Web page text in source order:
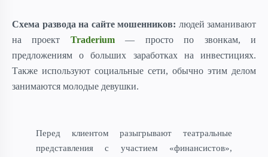
Схема развода на сайте мошенников: людей заманивают
на проект Traderium— просто по звонкам, и
предложениям о больших заработках на инвестициях.
Также используют социальные сети, обычно этим делом
занимаются молодые девушки.
Перед клиентом разыгрывают театральные
представления с участием «финансистов»,